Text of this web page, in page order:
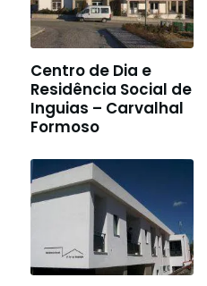
Centro de Dia e
Residência Social de
Inguias – Carvalhal
Formoso